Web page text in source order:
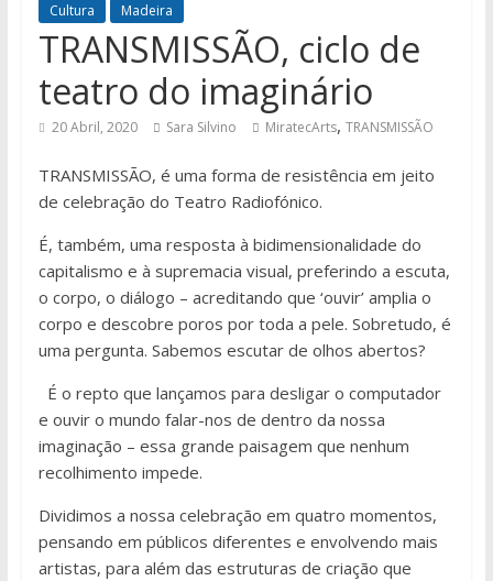
Cultura Madeira
TRANSMISSÃO, ciclo de
teatro do imaginário
20 Abril, 2020 Sara Silvino MiratecArts, TRANSMISSÃO
TRANSMISSÃO, é uma forma de resistência em jeito
de celebração do Teatro Radiofónico.
É, também, uma resposta à bidimensionalidade do
capitalismo e à supremacia visual, preferindo a escuta,
o corpo, o diálogo – acreditando que ‘ouvir’ amplia o
corpo e descobre poros por toda a pele. Sobretudo, é
uma pergunta. Sabemos escutar de olhos abertos?
É o repto que lançamos para desligar o computador
e ouvir o mundo falar-nos de dentro da nossa
imaginação – essa grande paisagem que nenhum
recolhimento impede.
Dividimos a nossa celebração em quatro momentos,
pensando em públicos diferentes e envolvendo mais
artistas, para além das estruturas de criação que